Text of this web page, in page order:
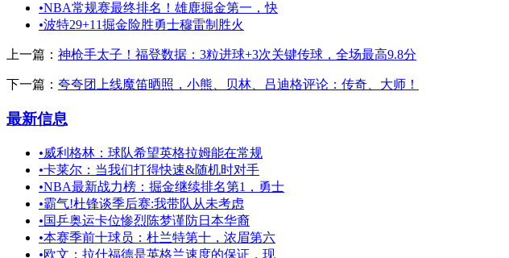
•NBA常规赛最终排名！雄鹿掘金第一，快
•波特29+11掘金险胜勇士穆雷制胜火
上一篇： 神枪手太子！福登数据：3粒进球+3次关键传球，全场最高9.8分
下一篇： 夸夸团上线魔笛晒照，小熊、贝林、吕迪格评论：传奇、大师！
最新信息
•威利格林：球队希望英格拉姆能在常规
•卡莱尔：当我们打得快速&随机时对手
•NBA最新战力榜：掘金继续排名第1，勇士
•霸气!杜锋谈季后赛:我带队从未考虑
•国乒奥运卡位惨烈陈梦谨防日本华裔
•本赛季前十球员：杜兰特第十，浓眉第六
•欧文：拉什福德是英格兰速度的保证，现